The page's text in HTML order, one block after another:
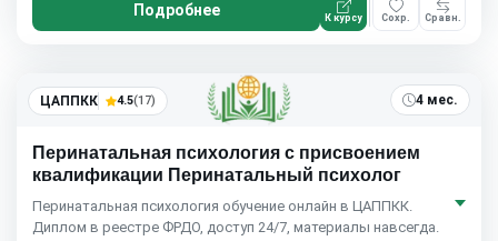
Подробнее К курсу Сохр. Сравн.
ЦАППКК 4.5(17) 4 мес.
Перинатальная психология с присвоением
квалификации Перинатальный психолог
Перинатальная психология обучение онлайн в ЦАППКК.
Диплом в реестре ФРДО, доступ 24/7, материалы навсегда.